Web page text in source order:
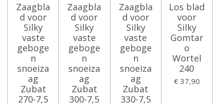
Zaagbla
d voor
Silky
vaste
geboge
n
snoeiza
ag
Zubat
270-7,5
Zaagbla
d voor
Silky
vaste
geboge
n
snoeiza
ag
Zubat
300-7,5
Zaagbla
d voor
Silky
vaste
geboge
n
snoeiza
ag
Zubat
330-7,5
Los blad
voor
Silky
Gomtar
o
Wortel
240
€ 37,90